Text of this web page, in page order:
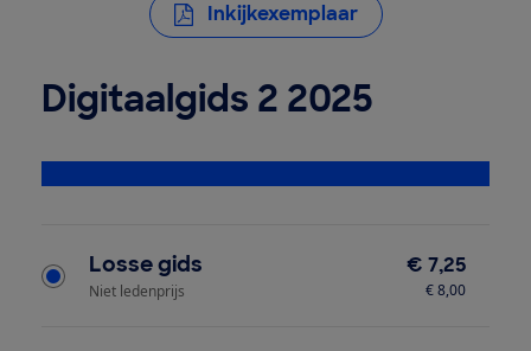
Inkijkexemplaar
Digitaalgids 2 2025
Losse gids
Niet ledenprijs
€ 7,25
€ 8,00